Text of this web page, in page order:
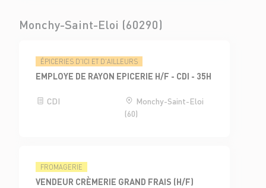
Monchy-Saint-Eloi (60290)
ÉPICERIES D'ICI ET D'AILLEURS
EMPLOYE DE RAYON EPICERIE H/F - CDI - 35H
CDI
Monchy-Saint-Eloi
(60)
FROMAGERIE
VENDEUR CRÈMERIE GRAND FRAIS (H/F)